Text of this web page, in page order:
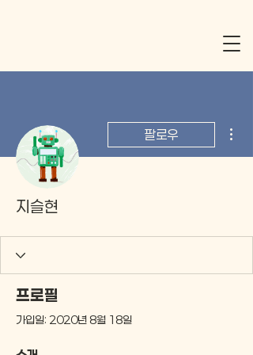
팔로우
지슬현
프로필
가입일: 2020년 8월 18일